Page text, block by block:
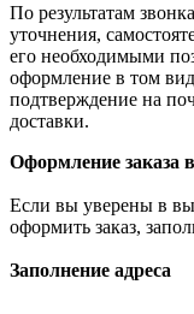
По результатам
уточнения,
его необходимыми
оформление в том
подтверждение на
доставки.
Оформление заказа
Если вы уверены в
оформить заказ,
Заполнение адреса